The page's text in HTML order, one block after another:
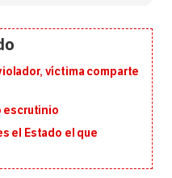
víctima comparte
escrutinio
el Estado el que